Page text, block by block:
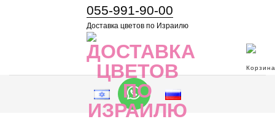
055-991-90-00
Доставка цветов по Израилю